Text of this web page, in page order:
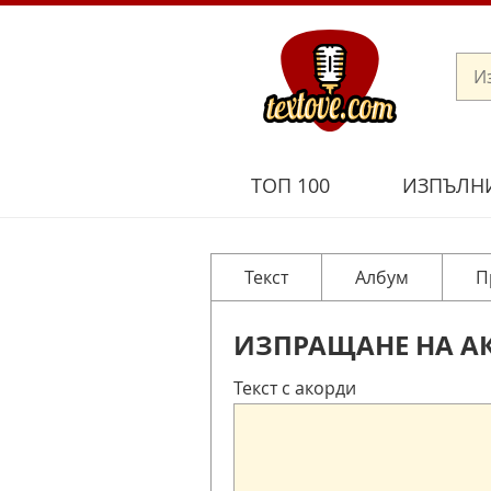
ТОП 100
Текст Албум
ИЗПРАЩАНЕ НА
Текст с акорди